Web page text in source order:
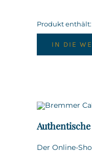
Produkt enthält:
IN DIE
Der Online-